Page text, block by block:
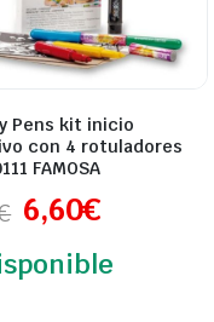
Pens kit inicio
con 4 rotuladores
FAMOSA
6,60€